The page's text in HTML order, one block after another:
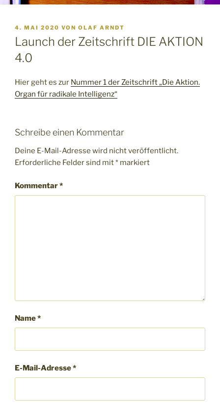
VERÖFFENTLICHT
AM
4. MAI 2020 VON OLAF ARNDT
Launch der Zeitschrift DIE AKTION
4.0
Hier geht es zur Nummer 1 der Zeitschrift „Die Aktion.
Organ für radikale Intelligenz“
Schreibe einen Kommentar
Deine E-Mail-Adresse wird nicht veröffentlicht.
Erforderliche Felder sind mit* markiert
Kommentar*
Name*
E-Mail-Adresse*